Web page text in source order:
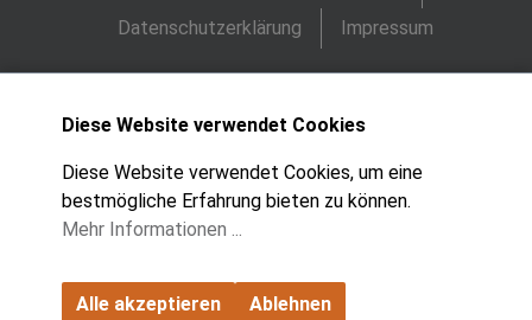
Datenschutzerklärung
Impressum
Diese Website verwendet Cookies
Diese Website verwendet Cookies, um eine
bestmögliche Erfahrung bieten zu können.
Mehr Informationen ...
Alle akzeptieren Ablehnen